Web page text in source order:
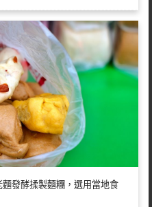
發酵揉製麵糰，選用當地食